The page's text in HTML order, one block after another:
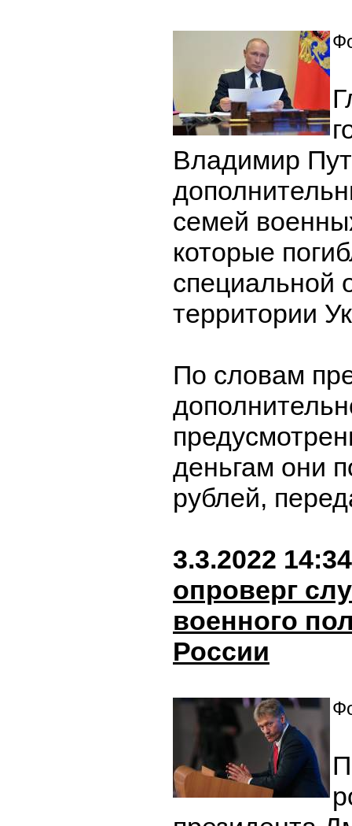
Владимир
семей
которые
специальной
территории
По словам
деньгам они
рублей,
3.3.2022 14:34
опроверг
военного
России